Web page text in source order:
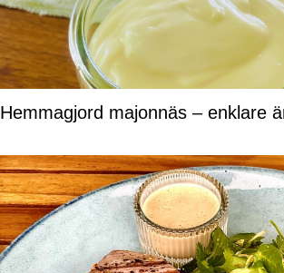
Hemmagjord majonnäs – enklare